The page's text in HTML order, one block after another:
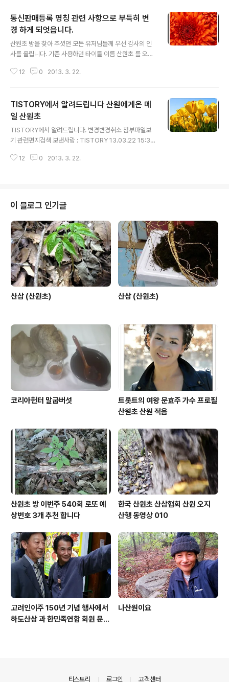
통신판매등록 명칭 관련 사항으로 부득히 변
경 하게 되엇읍니다.
산원초 방을 찾아 주셧던 모든 유저님들께 우선 감사의 인
사를 올립니다. 기존 사용하던 타이틀 이름 산원초 를 오늘
신판매등록 명칭 관련 사항으로 부득히 변경 하게 되엇읍
니다. 변경변경취소 첨부파일보기 관련편지검색 보낸사람
: TISTORY 13.03.22 15:37 주소추가 수신차단 상세보
기 보낸사람 : TISTORY 13.03.22 15:37 주소추가 수
신차단 숨기기 받는사람 : kbs33@hanmail.net 주소추
초 +0900 보낸사람 : TISTORY 13.03.2..
12 0 2013. 3. 22.
TISTORY에서 알려드립니다 산원에게온 메
일 산원초
TISTORY에서 알려드립니다. 변경변경취소 첨부파일보
기 관련편지검색 보낸사람 : TISTORY 13.03.22 15:37
3.22 15:37 주소추가 수신차단 숨기기 받는사람 : kbs3
-WEB-MAILER-FIRST-LINE : From notice-master
@daum.net; Fri Mar 22 15:37:13 2013 X-DAUM-I
NTERNAL-HOST : received by 211.43.197.4 Rec
eived : from www..
12 0 2013. 3. 22.
이 블로그 인기글
산삼 (산원초) 산삼 (산원초)
코리아헌터 말굽버섯
트롯트의 여왕 문효주 가수 프로필
산원초 산원 적음
산원초 방 이번주 540회 로또 예
상번호 3개 추천 합니다
한국 산원초 산삼협회 산원 오지
산행 동영상 010
고려인이주 150년 기념 행사에서
하도산삼 과 한민족연합 회원 문효
나산원이요
티스토리 로그인 고객센터